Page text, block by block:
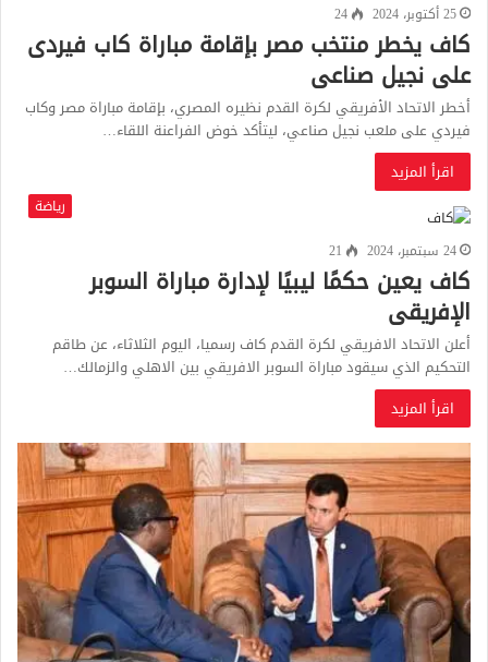
25 أكتوبر، 2024
24
كاف يخطر منتخب مصر بإقامة مباراة كاب فيردى
على نجيل صناعى
أخطر الاتحاد الأفريقي لكرة القدم نظيره المصري، بإقامة مباراة مصر وكاب
فيردي على ملعب نجيل صناعي، ليتأكد خوض الفراعنة اللقاء…
اقرأ المزيد
رياضة
24 سبتمبر، 2024
21
كاف يعين حكمًا ليبيًا لإدارة مباراة السوبر
الإفريقى
أعلن الاتحاد الافريقي لكرة القدم كاف رسميا، اليوم الثلاثاء، عن طاقم
التحكيم الذي سيقود مباراة السوبر الافريقي بين الاهلي والزمالك…
اقرأ المزيد